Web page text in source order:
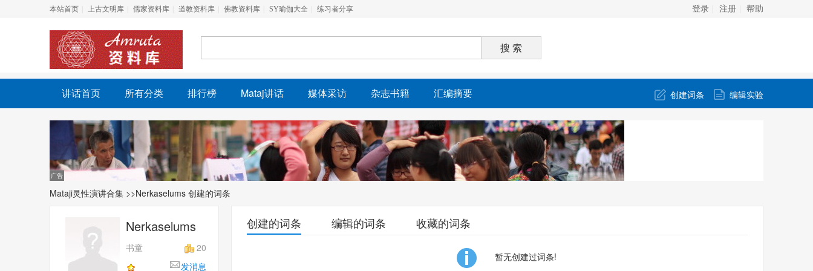
本站首页 上古文明库 儒家资料库 道教资料库 佛教资料库 SY瑜伽大全 练习者分享 登录 注册 帮助
讲话首页 所有分类 排行榜 Mataj讲话 媒体采访 杂志书籍 汇编摘要 创建词条 编辑实验
Mataji灵性演讲合集 >>Nerkaselums 创建的词条
创建的词条 编辑的词条 收藏的词条
暂无创建过词条!
Nerkaselums
20
书童
发消息